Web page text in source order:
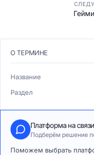
О ТЕРМИНЕ
Название
Раздел
Платформа на связи
Подберём решение
Поможем выбрать